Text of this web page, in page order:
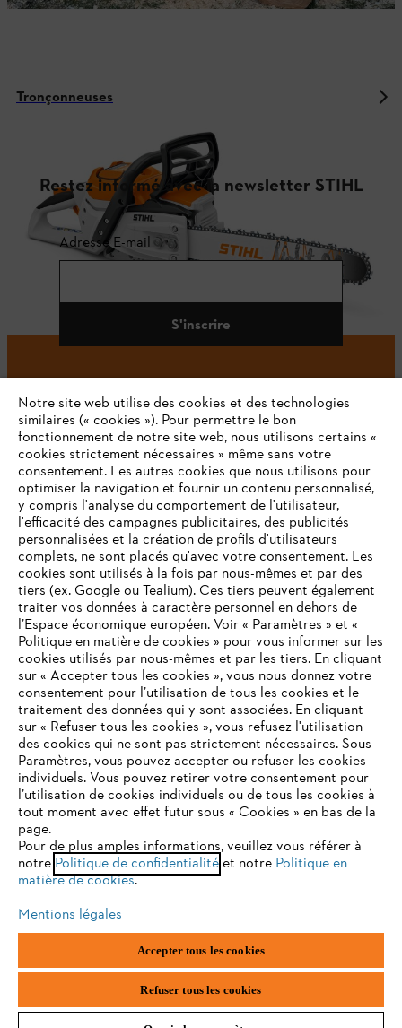
Tronçonneuses
Restez informé avec la newsletter STIHL
Adresse E-mail
S'inscrire
#STIHL
L'Entreprise
STIHL FAQ
Contact
Politique de protection des données
Mentions légales Utilisation des cookies
ANDREAS STIHL NV, Veurtstraat 117, 2870 Puurs-Sint-Amands,
België/Belgique
VAT Number: BE 0427.714.768
VOTRE NAVIGATEUR INTERNET
N'EST PLUS PRIS EN CHARGE
Vous utilisez un navigateur Internet que nous ne prenons plus
en charge, et certaines fonctionnalités de notre site ne
peuvent fonctionner correctement. Pour une utilisation
optimale de notre site, nous vous recommandons de passer à
l'un des navigateurs suivants :
firefox chrome
edge
Notre site web utilise des cookies et des technologies
similaires (« cookies »). Pour permettre le bon
fonctionnement de notre site web, nous utilisons certains «
cookies strictement nécessaires » même sans votre
consentement. Les autres cookies que nous utilisons pour
optimiser la navigation et fournir un contenu personnalisé,
y compris l'analyse du comportement de l'utilisateur,
l'efficacité des campagnes publicitaires, des publicités
personnalisées et la création de profils d'utilisateurs
complets, ne sont placés qu'avec votre consentement. Les
cookies sont utilisés à la fois par nous-mêmes et par des
tiers (ex. Google ou Tealium). Ces tiers peuvent également
traiter vos données à caractère personnel en dehors de
l’Espace économique européen. Voir « Paramètres » et «
Politique en matière de cookies » pour vous informer sur les
cookies utilisés par nous-mêmes et par les tiers. En cliquant
sur « Accepter tous les cookies », vous nous donnez votre
consentement pour l’utilisation de tous les cookies et le
traitement des données qui y sont associées. En cliquant
sur « Refuser tous les cookies », vous refusez l'utilisation
des cookies qui ne sont pas strictement nécessaires. Sous
Paramètres, vous pouvez accepter ou refuser les cookies
individuels. Vous pouvez retirer votre consentement pour
l’utilisation de cookies individuels ou de tous les cookies à
tout moment avec effet futur sous « Cookies » en bas de la
page.
Pour de plus amples informations, veuillez vous référer à
notre Politique de confidentialitéet notre Politique en
matière de cookies.
Mentions légales
Accepter tous les cookies
Refuser tous les cookies